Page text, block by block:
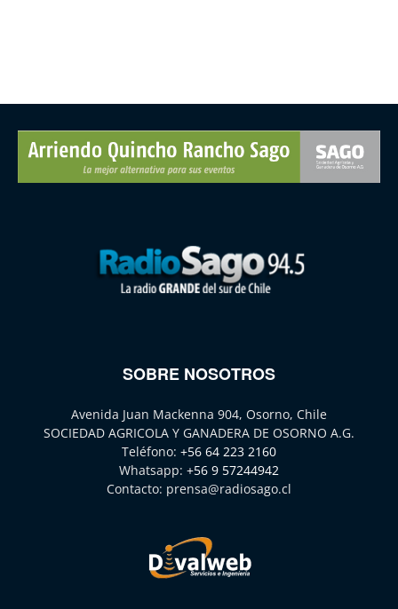
SOBRE NOSOTROS
Avenida Juan Mackenna 904, Osorno, Chile
SOCIEDAD AGRICOLA Y GANADERA DE OSORNO A.G.
Teléfono: +56 64 223 2160
Whatsapp: +56 9 57244942
Contacto: prensa@radiosago.cl